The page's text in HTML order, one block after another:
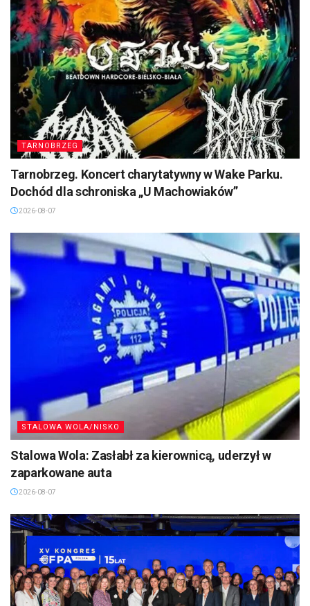
TARNOBRZEG
Tarnobrzeg. Koncert charytatywny w Wake Parku.
Dochód dla schroniska „U Machowiaków”
2026-08-07
STALOWA WOLA/NISKO
Stalowa Wola: Zasłabł za kierownicą, uderzył w
zaparkowane auta
2026-08-07